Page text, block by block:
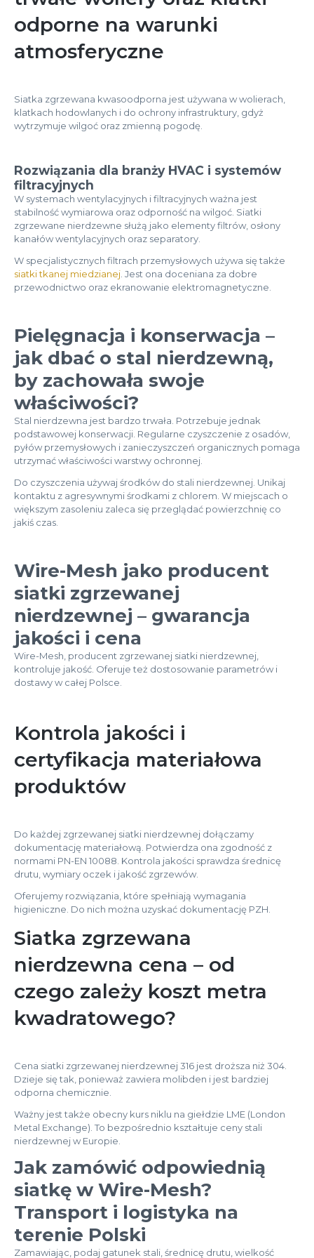
odporne na warunki
atmosferyczne
Siatka zgrzewana kwasoodporna jest używana w wolierach,
klatkach hodowlanych i do ochrony infrastruktury, gdyż
wytrzymuje wilgoć oraz zmienną pogodę.
Rozwiązania dla branży HVAC i systemów
filtracyjnych
W systemach wentylacyjnych i filtracyjnych ważna jest
stabilność wymiarowa oraz odporność na wilgoć. Siatki
zgrzewane nierdzewne służą jako elementy filtrów, osłony
kanałów wentylacyjnych oraz separatory.
W specjalistycznych filtrach przemysłowych używa się także
siatki tkanej miedzianej . Jest ona doceniana za dobre
przewodnictwo oraz ekranowanie elektromagnetyczne.
Pielęgnacja i konserwacja –
jak dbać o stal nierdzewną,
by zachowała swoje
właściwości?
Stal nierdzewna jest bardzo trwała. Potrzebuje jednak
podstawowej konserwacji. Regularne czyszczenie z osadów,
pyłów przemysłowych i zanieczyszczeń organicznych pomaga
utrzymać właściwości warstwy ochronnej.
Do czyszczenia używaj środków do stali nierdzewnej. Unikaj
kontaktu z agresywnymi środkami z chlorem. W miejscach o
większym zasoleniu zaleca się przeglądać powierzchnię co
jakiś czas.
Wire-Mesh jako producent
siatki zgrzewanej
nierdzewnej – gwarancja
jakości i cena
Wire-Mesh, producent zgrzewanej siatki nierdzewnej,
kontroluje jakość. Oferuje też dostosowanie parametrów i
dostawy w całej Polsce.
Kontrola jakości i
certyfikacja materiałowa
produktów
Do każdej zgrzewanej siatki nierdzewnej dołączamy
dokumentację materiałową. Potwierdza ona zgodność z
normami PN-EN 10088. Kontrola jakości sprawdza średnicę
drutu, wymiary oczek i jakość zgrzewów.
Oferujemy rozwiązania, które spełniają wymagania
higieniczne. Do nich można uzyskać dokumentację PZH.
Siatka zgrzewana
nierdzewna cena – od
czego zależy koszt metra
kwadratowego?
Cena siatki zgrzewanej nierdzewnej 316 jest droższa niż 304.
Dzieje się tak, ponieważ zawiera molibden i jest bardziej
odporna chemicznie.
Ważny jest także obecny kurs niklu na giełdzie LME (London
Metal Exchange). To bezpośrednio kształtuje ceny stali
nierdzewnej w Europie.
Jak zamówić odpowiednią
siatkę w Wire-Mesh?
Transport i logistyka na
terenie Polski
Zamawiając, podaj gatunek stali, średnicę drutu, wielkość